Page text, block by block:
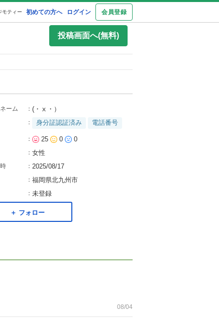
初めての方へ ログイン 会員登録
モティー
投稿画面へ(無料)
ーム ： (・ⅹ・）
： 身分証認証済み 電話番号
： 25 0 0
： 女性
： 2025/08/17
： 福岡県北九州市
： 未登録
＋ フォロー
08/04